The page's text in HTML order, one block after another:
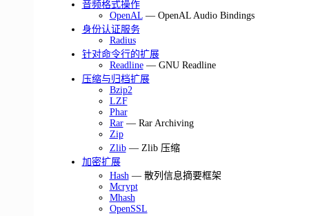
音频格式操作
OpenAL— OpenAL Audio Bindings
身份认证服务
Radius
针对命令行的扩展
Readline— GNU Readline
压缩与归档扩展
Bzip2
LZF
Phar
Rar— Rar Archiving
Zip
Zlib— Zlib 压缩
加密扩展
Hash — 散列信息摘要框架
Mcrypt
Mhash
OpenSSL